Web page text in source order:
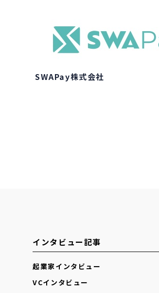
SWAPay株式会社
インタビュー記事
起業家インタビュー
VCインタビュー